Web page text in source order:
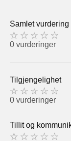
Samlet vurdering
0 vurderinger
Tilgjengelighet
0 vurderinger
Tillit og